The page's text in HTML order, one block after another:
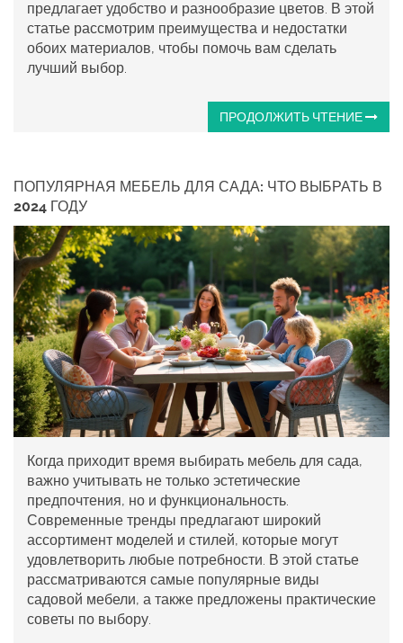
предлагает удобство и разнообразие цветов. В этой
статье рассмотрим преимущества и недостатки
обоих материалов, чтобы помочь вам сделать
лучший выбор.
ПРОДОЛЖИТЬ ЧТЕНИЕ
ПОПУЛЯРНАЯ МЕБЕЛЬ ДЛЯ САДА: ЧТО ВЫБРАТЬ В
2024 ГОДУ
Когда приходит время выбирать мебель для сада,
важно учитывать не только эстетические
предпочтения, но и функциональность.
Современные тренды предлагают широкий
ассортимент моделей и стилей, которые могут
удовлетворить любые потребности. В этой статье
рассматриваются самые популярные виды
садовой мебели, а также предложены практические
советы по выбору.